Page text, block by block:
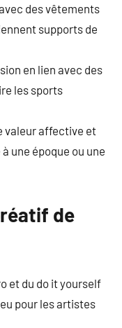
des vêtements
supports de
en lien avec des
les sports
valeur affective et
une époque ou une
de
et du do it yourself
pour les artistes